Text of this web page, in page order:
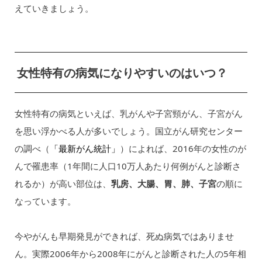
えていきましょう。
女性特有の病気になりやすいのはいつ？
女性特有の病気といえば、乳がんや子宮頸がん、子宮がん
を思い浮かべる人が多いでしょう。国立がん研究センター
の調べ（ 「最新がん統計」 ）によれば、2016年の女性のが
んで罹患率（1年間に人口10万人あたり何例がんと診断さ
れるか）が高い部位は、 乳房、大腸、胃、肺、子宮の順に
なっています。
今やがんも早期発見ができれば、死ぬ病気ではありませ
ん。実際2006年から2008年にがんと診断された人の5年相